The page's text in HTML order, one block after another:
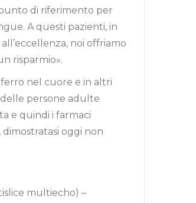
di riferimento per
A questi pazienti, in
noi offriamo
risparmio».
nel cuore e in altri
persone adulte
e quindi i farmaci
oggi non
multiecho) –